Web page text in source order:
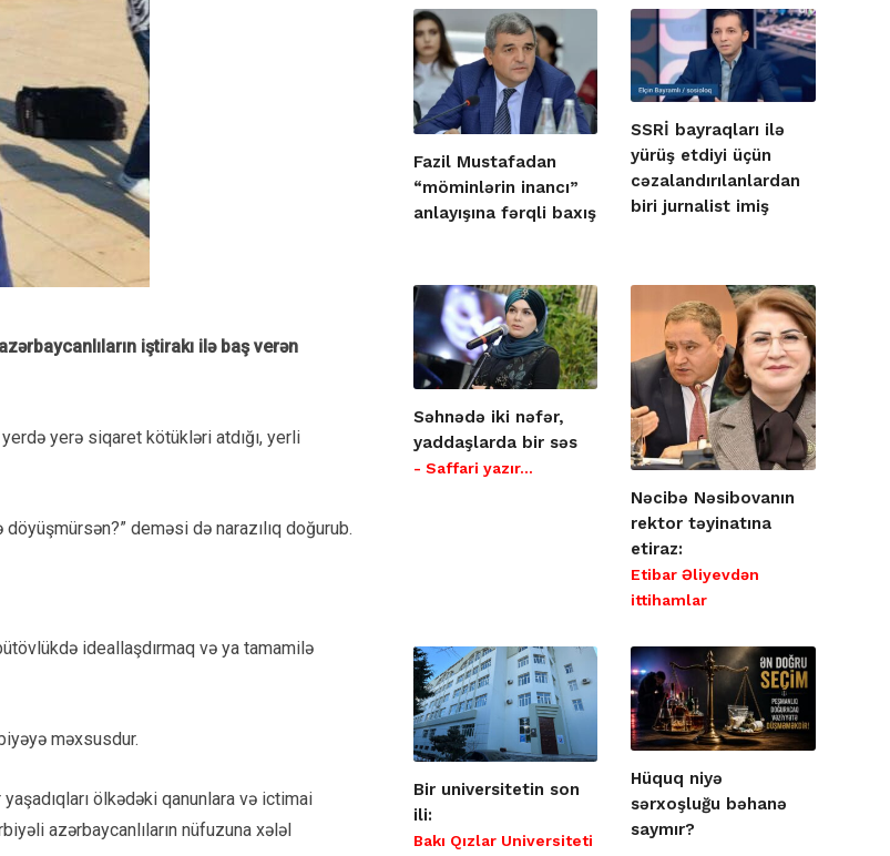
iştirakı ilə baş verən
yerə siqaret kötükləri atdığı, yerli
deməsi də narazılıq doğurub.
ideallaşdırmaq və ya tamamilə
məxsusdur.
ölkədəki qanunlara və ictimai
azərbaycanlıların nüfuzuna xələl
Fazil Mustafadan
“möminlərin inancı”
anlayışına fərqli baxış
SSRİ bayraqları ilə
yürüş etdiyi üçün
cəzalandırılanlardan
biri jurnalist imiş
Səhnədə iki nəfər,
yaddaşlarda bir səs
- Saffari yazır…
Nəcibə Nəsibovanın
rektor təyinatına
etiraz:
Etibar Əliyevdən
ittihamlar
Bir universitetin son
ili:
Bakı Qızlar Universiteti
Hüquq niyə
sərxoşluğu bəhanə
saymır?